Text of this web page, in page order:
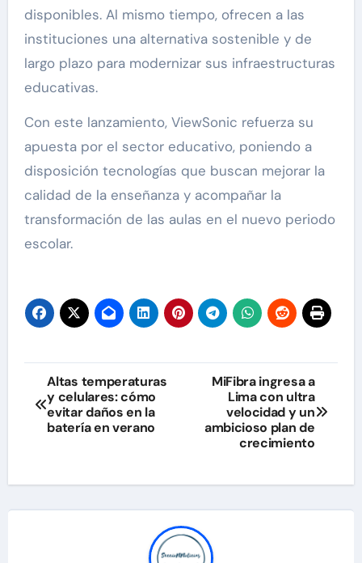
disponibles. Al mismo tiempo, ofrecen a las
instituciones una alternativa sostenible y de
largo plazo para modernizar sus infraestructuras
educativas.
Con este lanzamiento, ViewSonic refuerza su
apuesta por el sector educativo, poniendo a
disposición tecnologías que buscan mejorar la
calidad de la enseñanza y acompañar la
transformación de las aulas en el nuevo periodo
escolar.
Navegación
de
Altas temperaturas
y celulares: cómo
evitar daños en la
batería en verano
MiFibra ingresa a
Lima con ultra
velocidad y un
ambicioso plan de
crecimiento